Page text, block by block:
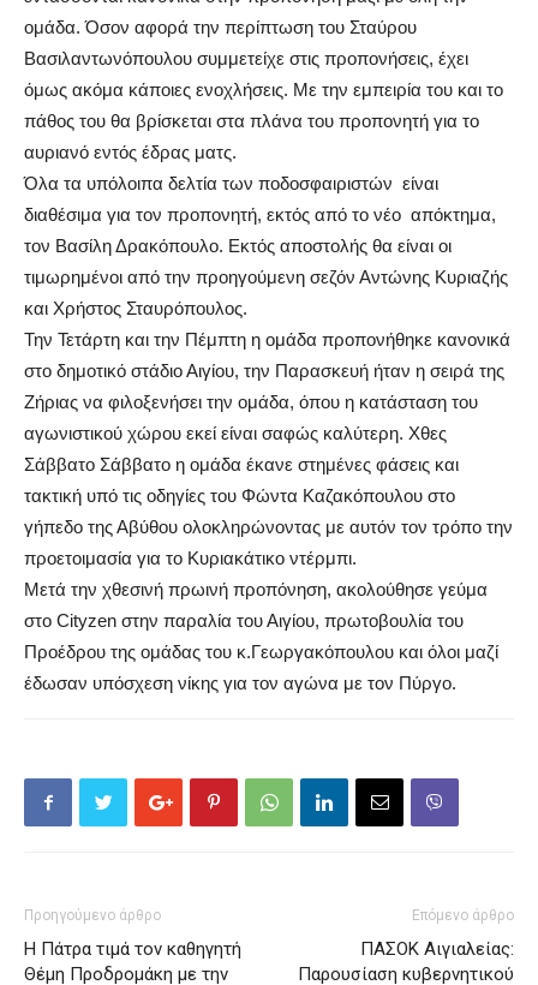
ομάδα. Όσον αφορά την περίπτωση του Σταύρου
Βασιλαντωνόπουλου συμμετείχε στις προπονήσεις, έχει
όμως ακόμα κάποιες ενοχλήσεις. Με την εμπειρία του και το
πάθος του θα βρίσκεται στα πλάνα του προπονητή για το
αυριανό εντός έδρας ματς.
Όλα τα υπόλοιπα δελτία των ποδοσφαιριστών είναι
διαθέσιμα για τον προπονητή, εκτός από το νέο απόκτημα,
τον Βασίλη Δρακόπουλο. Εκτός αποστολής θα είναι οι
τιμωρημένοι από την προηγούμενη σεζόν Αντώνης Κυριαζής
και Χρήστος Σταυρόπουλος.
Την Τετάρτη και την Πέμπτη η ομάδα προπονήθηκε κανονικά
στο δημοτικό στάδιο Αιγίου, την Παρασκευή ήταν η σειρά της
Ζήριας να φιλοξενήσει την ομάδα, όπου η κατάσταση του
αγωνιστικού χώρου εκεί είναι σαφώς καλύτερη. Χθες
Σάββατο Σάββατο η ομάδα έκανε στημένες φάσεις και
τακτική υπό τις οδηγίες του Φώντα Καζακόπουλου στο
γήπεδο της Αβύθου ολοκληρώνοντας με αυτόν τον τρόπο την
προετοιμασία για το Κυριακάτικο ντέρμπι.
Μετά την χθεσινή πρωινή προπόνηση, ακολούθησε γεύμα
στο Cityzen στην παραλία του Αιγίου, πρωτοβουλία του
Προέδρου της ομάδας του κ.Γεωργακόπουλου και όλοι μαζί
έδωσαν υπόσχεση νίκης για τον αγώνα με τον Πύργο.
Προηγούμενο άρθρο
Η Πάτρα τιμά τον καθηγητή
Θέμη Προδρομάκη με την
Επόμενο άρθρο
ΠΑΣΟΚ Αιγιαλείας:
Παρουσίαση κυβερνητικού